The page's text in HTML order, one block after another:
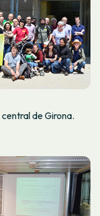
de Girona.